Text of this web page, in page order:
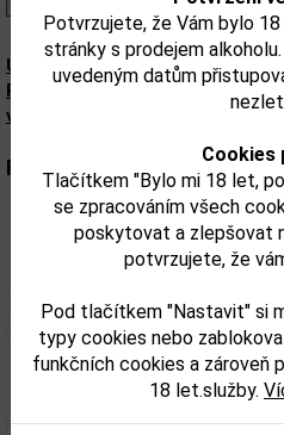
Potvrzujete, že Vám bylo
stránky s prodejem
uvedeným datům
Cookies
Tlačítkem "Bylo mi 18 let,
se zpracováním všech
poskytovat a zlepšovat
potvrzujete, že
Pod tlačítkem "Nastavit" si
typy cookies nebo
funkčních cookies a zároveň
18 let.služby.
Upozorňujeme, že tento
Přesné složení a alergeny jsou
výrobku. Zkontrolujte prosím
Parametry:
Obsah alkoholu obj. %:
Objem obalu (L):
Související zboží